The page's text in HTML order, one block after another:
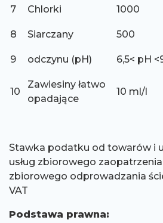
7 Chlorki 1000
8 Siarczany 500
9 odczynu (pH) 6,5< pH
10
Zawiesiny łatwo
opadające
10 ml/l
Stawka podatku od towarów i
usług zbiorowego
zbiorowego odprowadzania
VAT
Podstawa prawna: